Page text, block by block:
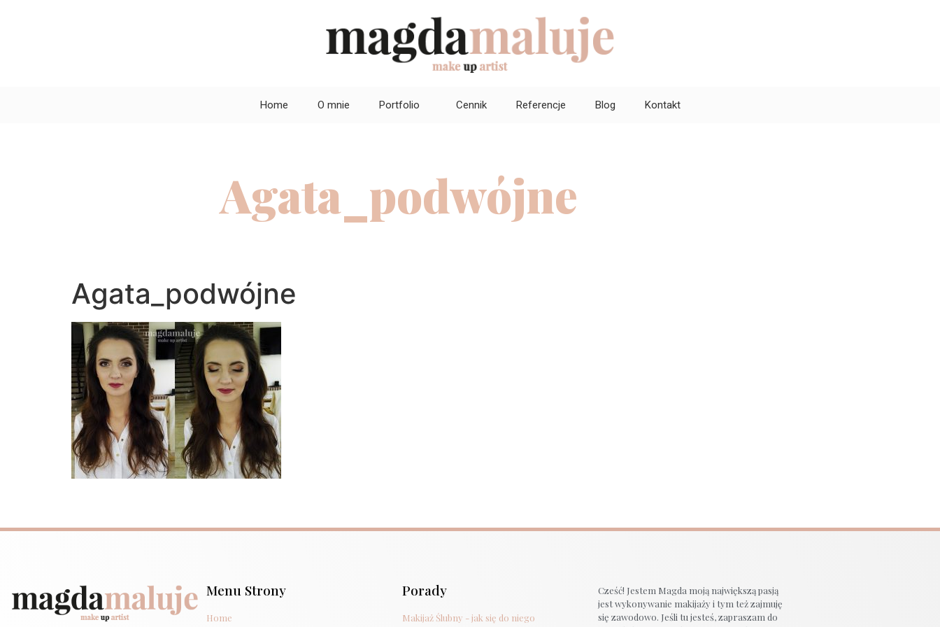
Home O mnie Portfolio Cennik Referencje Blog Kontakt
Agata_podwójne
Agata_podwójne
Menu Strony
Home
Porady
Makijaż Ślubny - jak się do niego
Cześć! Jestem Magda moją największą pasją
jest wykonywanie makijaży i tym też zajmuję
się zawodowo. Jeśli tu jesteś, zapraszam do